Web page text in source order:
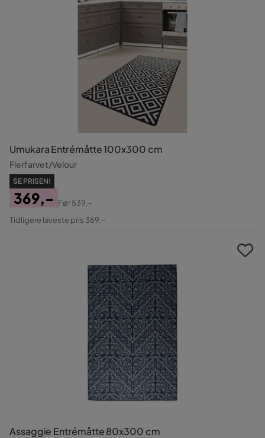
Umukara Entrémåtte 100x300 cm
Flerfarvet/Velour
SE PRISEN!
Pris
369,-
Original
Før539,-
Tidligere laveste pris 369,-
Assaggie Entrémåtte 80x300 cm